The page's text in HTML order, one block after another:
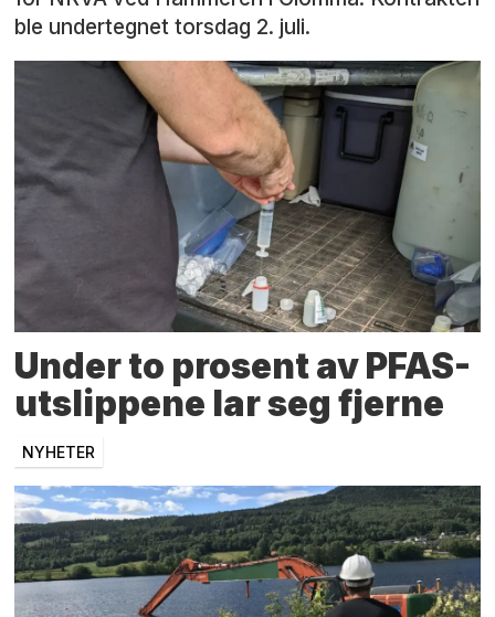
ble undertegnet torsdag 2. juli.
Under to prosent av PFAS-
utslippene lar seg fjerne
NYHETER